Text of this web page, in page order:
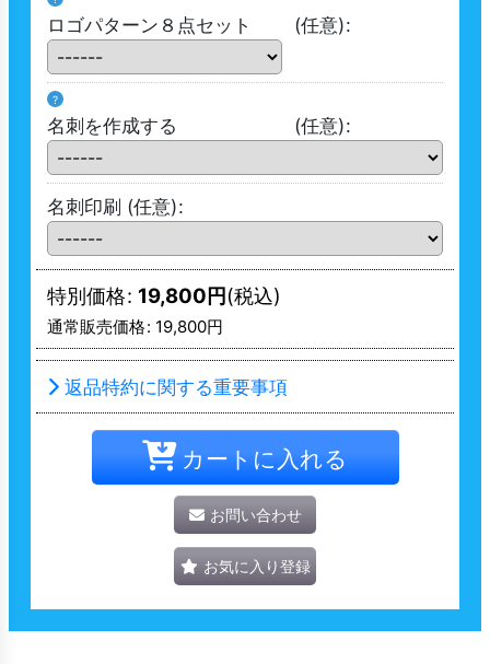
ロゴパターン８点セット (任意):
?
名刺を作成する (任意):
名刺印刷 (任意):
特別価格: 19,800円(税込)
通常販売価格: 19,800円
返品特約に関する重要事項
カートに入れる
お問い合わせ
お気に入り登録